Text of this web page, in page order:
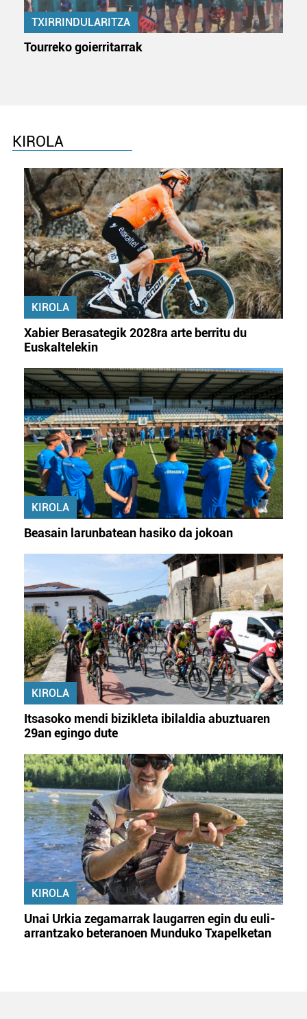
TXIRRINDULARITZA
Tourreko goierritarrak
KIROLA
KIROLA
Xabier Berasategik 2028ra arte berritu du
Euskaltelekin
KIROLA
Beasain larunbatean hasiko da jokoan
KIROLA
Itsasoko mendi bizikleta ibilaldia abuztuaren
29an egingo dute
KIROLA
Unai Urkia zegamarrak laugarren egin du euli-
arrantzako beteranoen Munduko Txapelketan